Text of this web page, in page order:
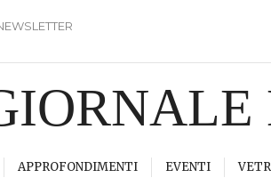
APPROFONDIMENTI EVENTI